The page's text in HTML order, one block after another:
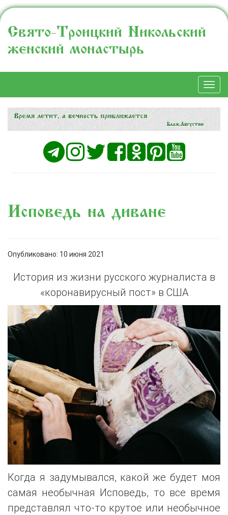
Свято-Троицкий Никольский
женский монастырь
Исповедь на диване
Опубликовано: 10 июня 2021
История из жизни русского журналиста в
«коронавирусный пост» в США
Когда я задумывался, какой же будет моя
самая необычная Исповедь, то все время
представлял что-то крутое или необычное